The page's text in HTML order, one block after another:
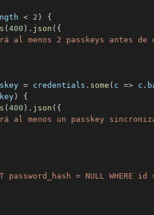
< 2 )
{
(400 ) . json ( {
al menos 2 passkeys antes
= credentials . some ( c => c .
)
{
(400 ) . json ( {
al menos un passkey
password_hash = NULL WHERE